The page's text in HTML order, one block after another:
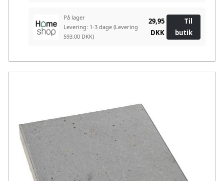
På lager
Levering: 1-3 dage (Levering
593.00 DKK)
29,95
DKK
Til
butik